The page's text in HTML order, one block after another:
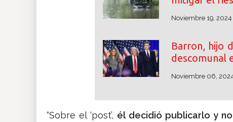
Noviembre 19, 2024
Barron, hijo
descomunal
Noviembre 06,
“Sobre el ‘post’, él decidió publicarlo y